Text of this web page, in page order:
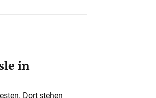
in
Dort stehen